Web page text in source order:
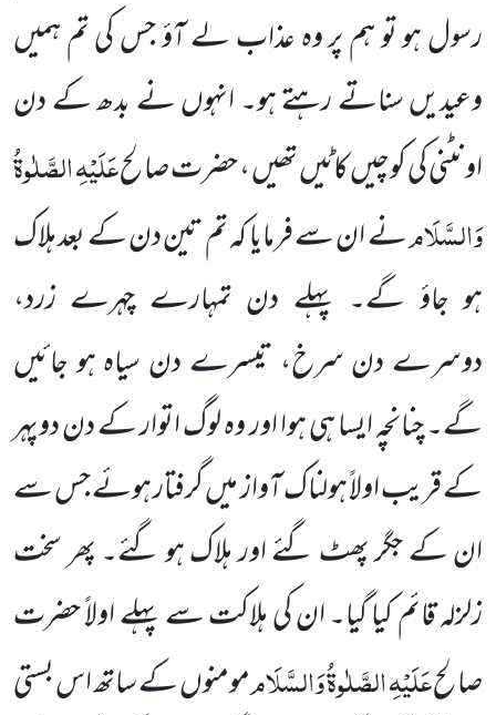
رسول ہو تو ہم پر وہ عذاب لے آؤ جس کی تم ہمیں
وعیدیں سناتے رہتے ہو۔ انہوں نے بدھ کے دن
اونٹنیکی کوچیں کاٹیں تھیں ، حضرت صالحعَلَیْہِ الصَّلٰوۃُ
وَالسَّلَامنے ان سے فرمایا کہ تم تین دن کے بعد ہلاک
ہو جاؤ گے۔ پہلے دن تمہارے چہرے زرد،
دوسرے دن سرخ، تیسرے دن سیاہ ہو جائیں
گے۔ چنانچہ ایسا ہی ہوا اور وہ لوگ اتوار کے دن دوپہر
کے قریب اولاً ہولناک آواز میں گرفتار ہوئے جس سے
ان کے جگر پھٹ گئے اور ہلاک ہو گئے۔ پھر سخت
زلزلہ قائم کیا گیا۔ ان کی ہلاکت سے پہلے اولاً حضرت
صالحعَلَیْہِ الصَّلٰوۃُ وَالسَّلَاممومنوں کے ساتھ اس بستی